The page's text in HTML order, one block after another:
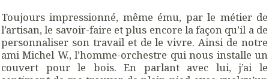
Toujours impressionné, même ému, par le métier de
l’artisan, le savoir-faire et plus encore la façon qu’il a de
personnaliser son travail et de le vivre. Ainsi de notre
ami Michel W., l’homme-orchestre qui nous installe un
couvert pour le bois. En parlant avec lui, j’ai le